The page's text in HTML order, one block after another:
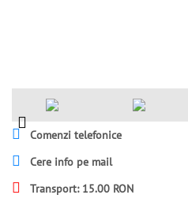
Comenzi telefonice
Cere info pe mail
Transport: 15.00 RON